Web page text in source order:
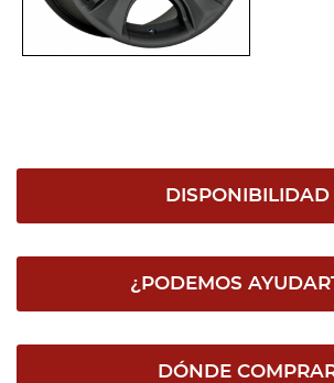
DISPONIBILIDAD
¿PODEMOS
DÓNDE